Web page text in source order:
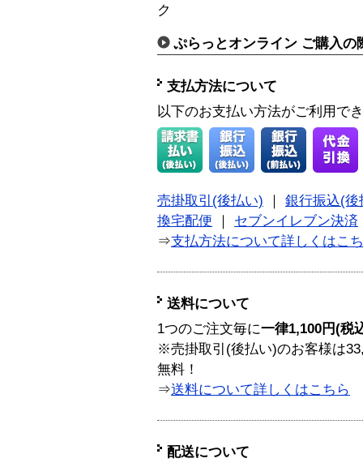
ク
ぷらっとオンライン ご購入の
支払方法について
以下のお支払い方法がご利用で
売掛取引(後払い)
銀行振込(後
換宅配便
セブンイレブン決済
⇒支払方法について詳しくはこ
送料について
1つのご注文毎に一律1,100円(税
※売掛取引(後払い)のお客様は
無料！
⇒送料について詳しくはこちら
配送について